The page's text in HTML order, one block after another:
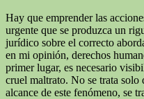
Hay que emprender las
urgente que se produzca un
jurídico sobre el correcto
en mi opinión, derechos
primer lugar, es necesario
cruel maltrato. No se trata
alcance de este fenómeno, se